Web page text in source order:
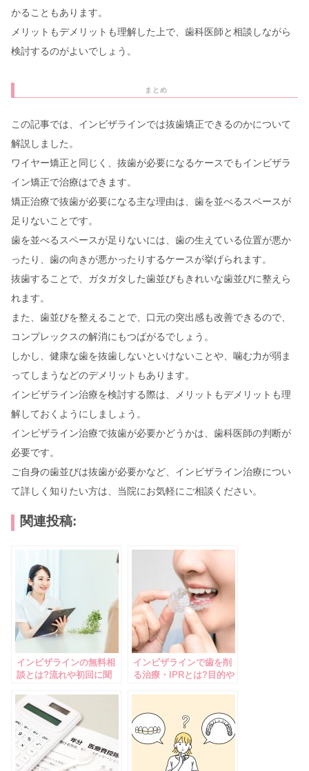
かることもあります。
メリットもデメリットも理解した上で、歯科医師と相談しながら
検討するのがよいでしょう。
まとめ
この記事では、インビザラインでは抜歯矯正できるのかについて
解説しました。
ワイヤー矯正と同じく、抜歯が必要になるケースでもインビザラ
イン矯正で治療はできます。
矯正治療で抜歯が必要になる主な理由は、歯を並べるスペースが
足りないことです。
歯を並べるスペースが足りないには、歯の生えている位置が悪か
ったり、歯の向きが悪かったりするケースが挙げられます。
抜歯することで、ガタガタした歯並びもきれいな歯並びに整えら
れます。
また、歯並びを整えることで、口元の突出感も改善できるので、
コンプレックスの解消にもつばがるでしょう。
しかし、健康な歯を抜歯しないといけないことや、噛む力が弱ま
ってしまうなどのデメリットもあります。
インビザライン治療を検討する際は、メリットもデメリットも理
解しておくようにしましょう。
インビザライン治療で抜歯が必要かどうかは、歯科医師の判断が
必要です。
ご自身の歯並びは抜歯が必要かなど、インビザライン治療につい
て詳しく知りたい方は、当院にお気軽にご相談ください。
関連投稿:
インビザラインの無料相
談とは?流れや初回に聞
説
インビザラインで歯を削
る治療・IPRとは?目的や